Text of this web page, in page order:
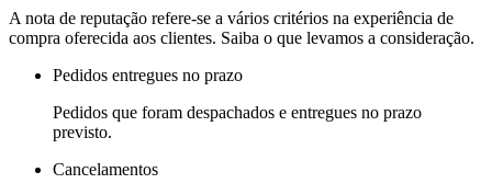
A nota de reputação refere-se a vários critérios na experiência de
compra oferecida aos clientes. Saiba o que levamos a consideração.
Pedidos entregues no prazo
Pedidos que foram despachados e entregues no prazo
previsto.
Cancelamentos